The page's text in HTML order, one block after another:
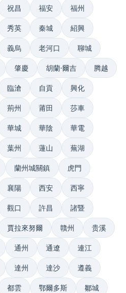
祝昌 福安 福州
秀英 秦城 紹興
義烏 老河口 聊城
肇慶 胡蘭·爾吉 腾越
臨滄 自貢 興化
荊州 莆田 莎車
華城 華陰 華電
葉州 蓮山 蕪湖
蘭州城關鎮 虎門
襄陽 西安 西寧
觀口 許昌 諸暨
賈拉來努爾 贛州 贵溪
通州 通遼 連江
達州 達沙 遵義
都雲 鄂爾多斯 鄒城